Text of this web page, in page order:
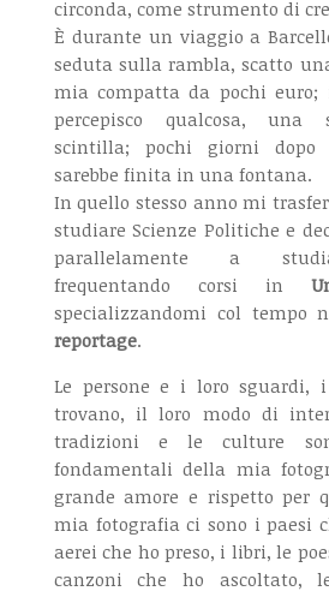
circonda, come strumento di
È durante un viaggio a
seduta sulla rambla, scatto
mia compatta da pochi euro;
percepisco qualcosa, una
scintilla; pochi giorni dopo
sarebbe finita in una fontana.
In quello stesso anno mi
studiare Scienze Politiche e
parallelamente a
frequentando corsi in
specializzandomi col tempo
reportage.
Le persone e i loro
trovano, il loro modo di
tradizioni e le culture
fondamentali della mia
grande amore e rispetto per
mia fotografia ci sono i paesi
aerei che ho preso, i libri, le
canzoni che ho ascoltato,